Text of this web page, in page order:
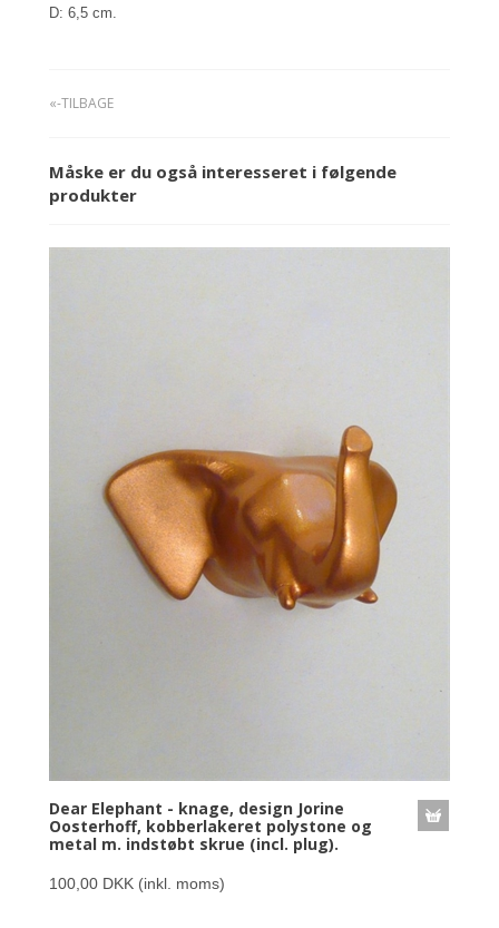
D: 6,5 cm.
«-TILBAGE
Måske er du også interesseret i følgende
produkter
Dear Elephant - knage, design Jorine
Oosterhoff, kobberlakeret polystone og
metal m. indstøbt skrue (incl. plug).
100,00 DKK (inkl. moms)